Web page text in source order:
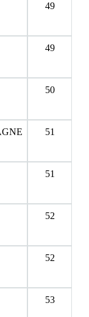
49
49
50
51
51
52
52
53